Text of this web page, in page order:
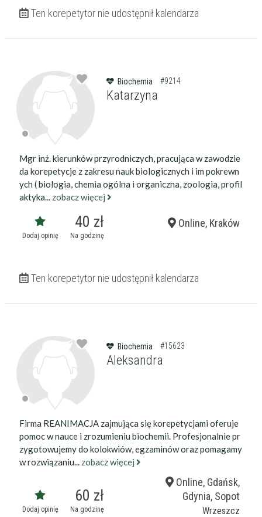
Ten korepetytor nie udostępnił kalendarza
Biochemia #9214
Katarzyna
Mgr inż. kierunków przyrodniczych, pracująca w zawodzie
da korepetycje z zakresu nauk biologicznych i im pokrewn
ych ( biologia, chemia ogólna i organiczna, zoologia, profil
aktyka... zobacz więcej
Dodaj opinię
40 zł
Na godzinę
Online, Kraków
Ten korepetytor nie udostępnił kalendarza
Biochemia #15623
Aleksandra
Firma REANIMACJA zajmująca się korepetycjami oferuje
pomoc w nauce i zrozumieniu biochemii. Profesjonalnie pr
zygotowujemy do kolokwiów, egzaminów oraz pomagamy
w rozwiązaniu... zobacz więcej
Dodaj opinię
60 zł
Na godzinę
Online, Gdańsk,
Gdynia, Sopot
Wrzeszcz